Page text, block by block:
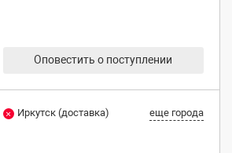
Оповестить о поступлении
Иркутск (доставка) еще города